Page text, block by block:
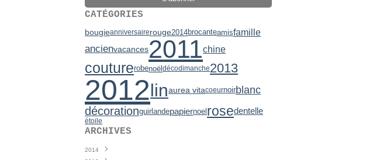
CATÉGORIES
bougieanniversairerouge2014brocanteamisfamille
ancienvacances2011chine
couturerobenoëldécodimanche2013
2012linaurea vitacoeurnoirblanc
décorationguirlandepapiernoelrosedentelle
étoile
ARCHIVES
2014